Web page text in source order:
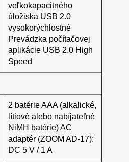
veľkokapacitného
úložiska USB 2.0
vysokorýchlostné
Prevádzka počítačovej
aplikácie USB 2.0 High
Speed
2 batérieAAA (alkalické,
lítiové alebo nabíjateľné
NiMH batérie)AC
adaptér (ZOOM AD-17):
DC 5 V / 1 A